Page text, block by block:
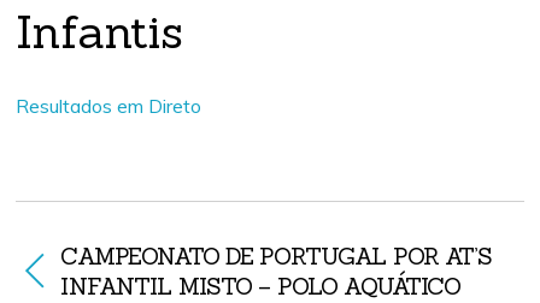
Infantis
Resultados em Direto
CAMPEONATO DE PORTUGAL POR AT’S
INFANTIL MISTO – POLO AQUÁTICO